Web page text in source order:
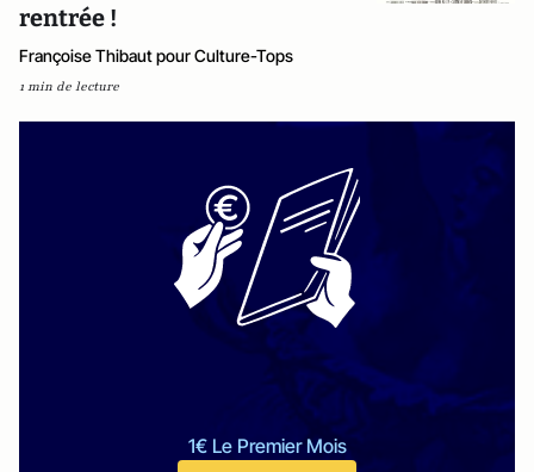
rentrée !
Françoise Thibaut pour Culture-Tops
1 min de lecture
1€ Le Premier Mois